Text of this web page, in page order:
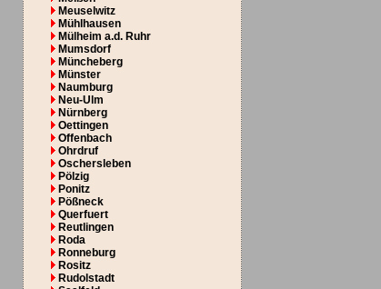
Meuselwitz
Mühlhausen
Mülheim a.d. Ruhr
Mumsdorf
Müncheberg
Münster
Naumburg
Neu-Ulm
Nürnberg
Oettingen
Offenbach
Ohrdruf
Oschersleben
Pölzig
Ponitz
Pößneck
Querfuert
Reutlingen
Roda
Ronneburg
Rositz
Rudolstadt